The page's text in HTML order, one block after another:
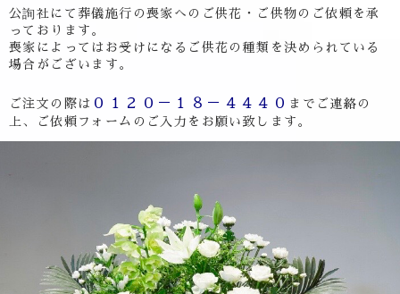
公詢社にて葬儀施行の喪家へのご供花・ご供物のご依頼を承
っております。
喪家によってはお受けになるご供花の種類を決められている
場合がございます。
ご注文の際は ０１２０－１８－４４４０ までご連絡の
上、ご依頼フォームのご入力をお願い致します。